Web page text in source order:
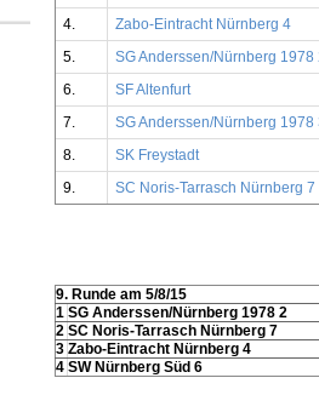
4.
Zabo-Eintracht Nürnberg 4
5.
SG Anderssen/Nürnberg 1978
6.
SF Altenfurt
7.
SG Anderssen/Nürnberg 1978
8.
SK Freystadt
9.
SC Noris-Tarrasch Nürnberg 7
9. Runde am 5/8/15
1 SG Anderssen/Nürnberg 1978 2
2 SC Noris-Tarrasch Nürnberg 7
3 Zabo-Eintracht Nürnberg 4
4 SW Nürnberg Süd 6